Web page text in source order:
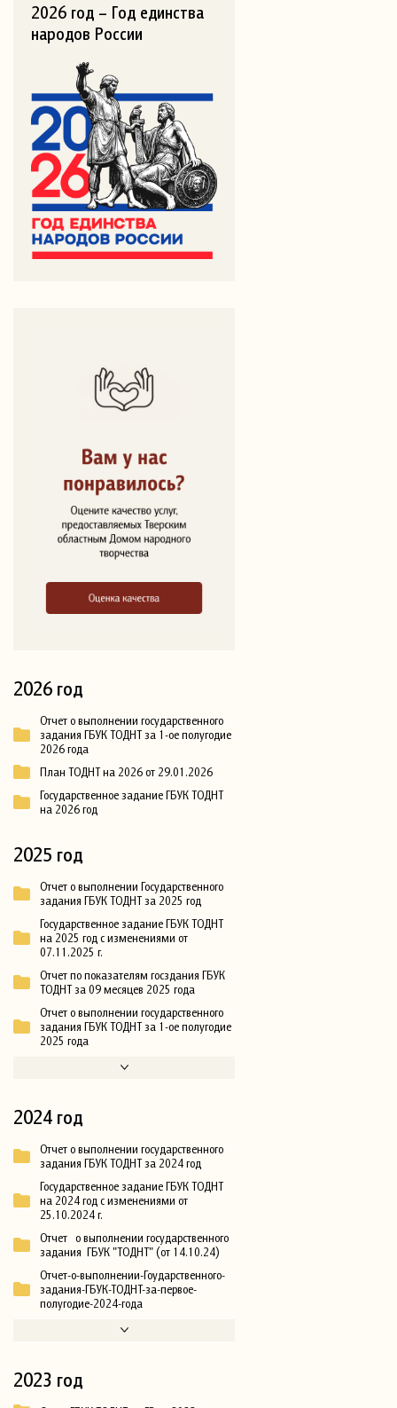
2026 год – Год единства
народов России
2026 год
Отчет о выполнении государственного
задания ГБУК ТОДНТ за 1-ое полугодие
2026 года
План ТОДНТ на 2026 от 29.01.2026
Государственное задание ГБУК ТОДНТ
на 2026 год
2025 год
Отчет о выполнении Государственного
задания ГБУК ТОДНТ за 2025 год
Государственное задание ГБУК ТОДНТ
на 2025 год с изменениями от
07.11.2025 г.
Отчет по показателям госздания ГБУК
ТОДНТ за 09 месяцев 2025 года
Отчет о выполнении государственного
задания ГБУК ТОДНТ за 1-ое полугодие
2025 года
2024 год
Отчет о выполнении государственного
задания ГБУК ТОДНТ за 2024 год
Государственное задание ГБУК ТОДНТ
на 2024 год с изменениями от
25.10.2024 г.
Отчет о выполнении государственного
задания ГБУК "ТОДНТ" (от 14.10.24)
Отчет-о-выполнении-Гоударственного-
задания-ГБУК-ТОДНТ-за-первое-
полугодие-2024-года
2023 год